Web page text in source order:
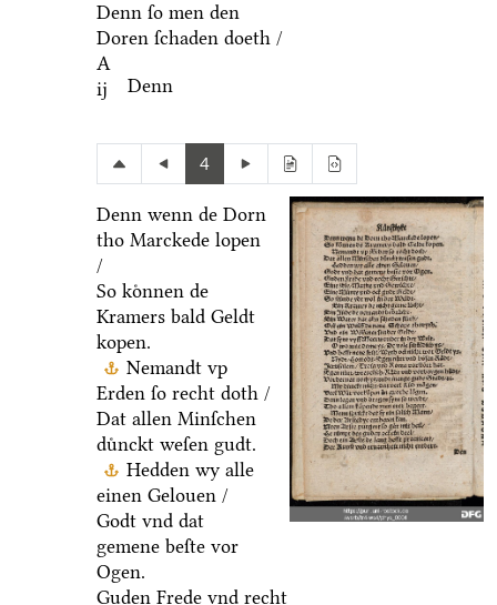
Denn ſo men den
Doren ſchaden doeth /
A
ij
Denn
4
Denn wenn de Dorn
tho Marckede lopen
/
So koͤnnen de
Kramers bald Geldt
kopen.
Nemandt vp
Erden ſo recht doth /
Dat allen Minſchen
duͤnckt weſen gudt.
Hedden wy alle
einen Gelouen /
Godt vnd dat
gemene beſte vor
Ogen.
Guden Frede vnd recht